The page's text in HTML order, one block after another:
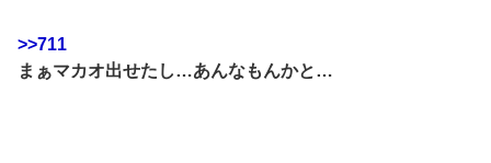
>>711
まぁマカオ出せたし…あんなもんかと…